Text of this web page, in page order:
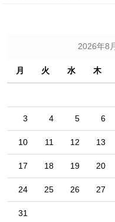
2026年8
月 火 水 木
3 4 5 6
10 11 12 13
17 18 19 20
24 25 26 27
31